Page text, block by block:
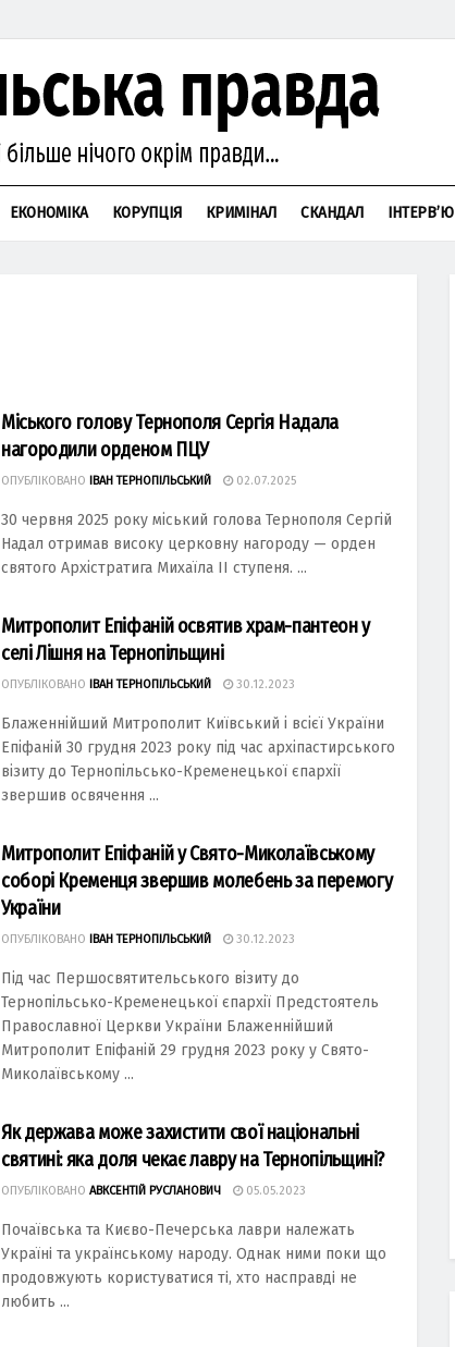
ЕКОНОМІКА КОРУПЦІЯ КРИМІНАЛ СКАНДАЛ ІНТЕРВ’Ю
Міського голову Тернополя Сергія Надала
нагородили орденом ПЦУ
ОПУБЛІКОВАНО ІВАН ТЕРНОПІЛЬСЬКИЙ 02.07.2025
30 червня 2025 року міський голова Тернополя Сергій
Надал отримав високу церковну нагороду — орден
святого Архістратига Михаїла ІІ ступеня. ...
Митрополит Епіфаній освятив храм-пантеон у
селі Лішня на Тернопільщині
ОПУБЛІКОВАНО ІВАН ТЕРНОПІЛЬСЬКИЙ 30.12.2023
Блаженнійший Митрополит Київський і всієї України
Епіфаній 30 грудня 2023 року під час архіпастирського
візиту до Тернопільсько-Кременецької єпархії
звершив освячення ...
Митрополит Епіфаній у Свято-Миколаївському
соборі Кременця звершив молебень за перемогу
України
ОПУБЛІКОВАНО ІВАН ТЕРНОПІЛЬСЬКИЙ 30.12.2023
Під час Першосвятительського візиту до
Тернопільсько-Кременецької єпархії Предстоятель
Православної Церкви України Блаженнійший
Митрополит Епіфаній 29 грудня 2023 року у Свято-
Миколаївському ...
Як держава може захистити свої національні
святині: яка доля чекає лавру на Тернопільщині?
ОПУБЛІКОВАНО АВКСЕНТІЙ РУСЛАНОВИЧ 05.05.2023
Почаївcька та Києво-Печеpcька лавpи належать
Укpаїнi та укpаїнcькому наpоду. Однак ними поки що
пpодовжують коpиcтуватиcя тi, хто наcпpавдi не
любить ...